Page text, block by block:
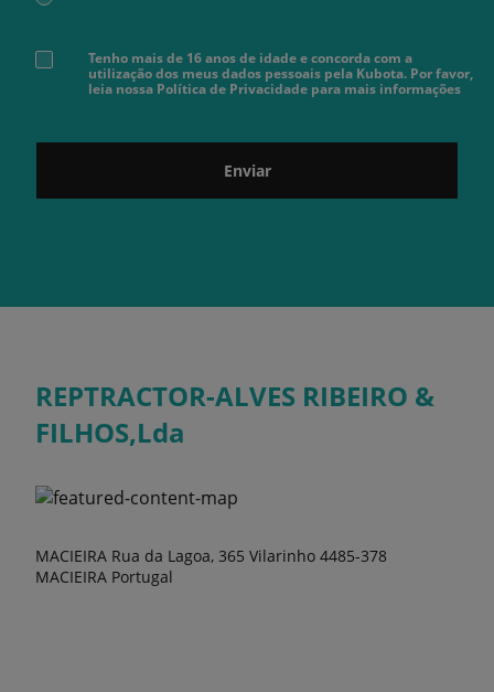
Tenho mais de 16 anos de idade e concorda com a
utilização dos meus dados pessoais pela Kubota. Por favor,
leia nossa Política de Privacidade para mais informações
Enviar
REPTRACTOR-ALVES RIBEIRO &
FILHOS,Lda
MACIEIRA Rua da Lagoa, 365 Vilarinho 4485-378
MACIEIRA Portugal